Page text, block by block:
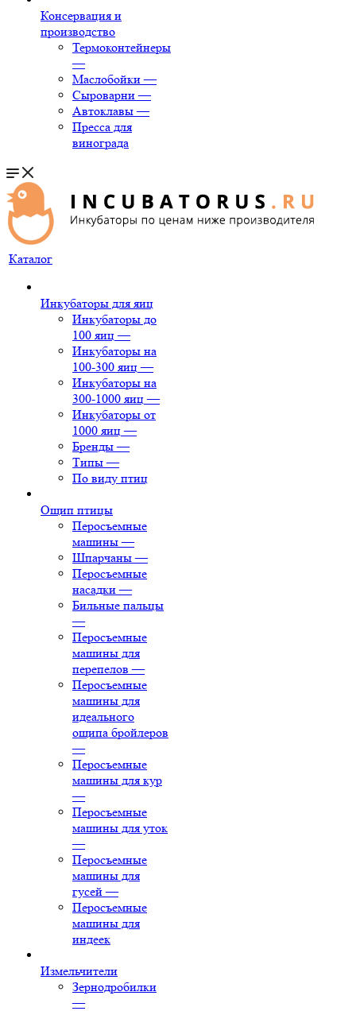
Консервация и
производство
Термоконтейнеры
—
Маслобойки —
Сыроварни —
Автоклавы —
Пресса для
винограда
Каталог
Инкубаторы для яиц
Инкубаторы до
100 яиц —
Инкубаторы на
100-300 яиц —
Инкубаторы на
300-1000 яиц —
Инкубаторы от
1000 яиц —
Бренды —
Типы —
По виду птиц
Ощип птицы
Перосъемные
машины —
Шпарчаны —
Перосъемные
насадки —
Бильные пальцы
—
Перосъемные
машины для
перепелов —
Перосъемные
машины для
идеального
ощипа бройлеров
—
Перосъемные
машины для кур
—
Перосъемные
машины для уток
—
Перосъемные
машины для
гусей —
Перосъемные
машины для
индеек
Измельчители
Зернодробилки
—